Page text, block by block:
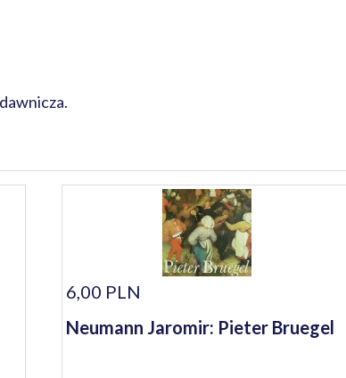
6,00 PLN
Neumann Jaromir: Pieter Bruegel